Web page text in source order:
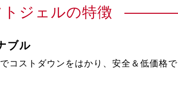
トジェルの特徴
ブル
コストダウンをはかり、安全＆低価格で